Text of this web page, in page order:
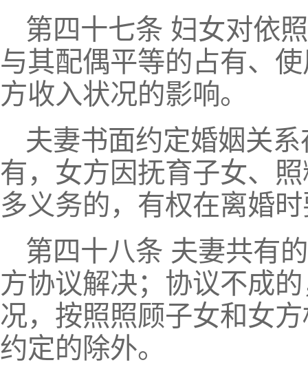
第四十七条 妇女对依
与其配偶平等的占有、
方收入状况的影响。
夫妻书面约定婚姻关
有，女方因抚育子女、
多义务的，有权在离婚
第四十八条 夫妻共有
方协议解决；协议不成
况，按照照顾子女和女
约定的除外。